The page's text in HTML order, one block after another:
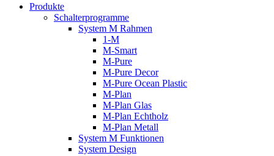
Produkte
Schalterprogramme
System M Rahmen
1-M
M-Smart
M-Pure
M-Pure Decor
M-Pure Ocean Plastic
M-Plan
M-Plan Glas
M-Plan Echtholz
M-Plan Metall
System M Funktionen
System Design